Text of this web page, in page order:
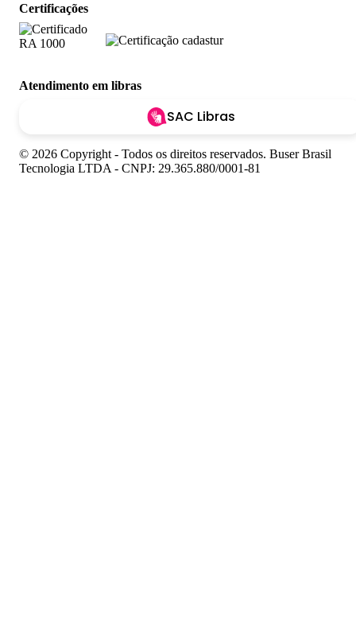
Certificações
Atendimento em libras
SAC Libras
© 2026 Copyright - Todos os direitos reservados. Buser Brasil
Tecnologia LTDA - CNPJ: 29.365.880/0001-81